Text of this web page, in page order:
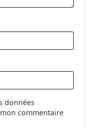
données
commentaire